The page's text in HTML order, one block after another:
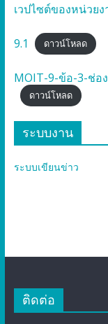
เวปไซต์ของหน่วย
9.1 ดาวน์โหลด
MOIT-9-ข้อ-3-ช่อ
ดาวน์โหลด
ระบบงาน
ระบบเขียนข่าว
ติดต่อ